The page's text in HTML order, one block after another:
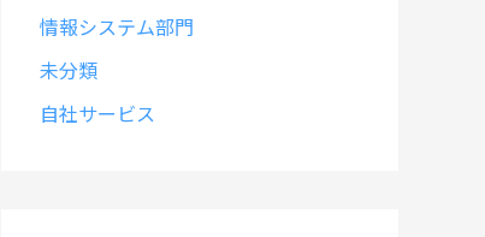
情報システム部門
未分類
自社サービス